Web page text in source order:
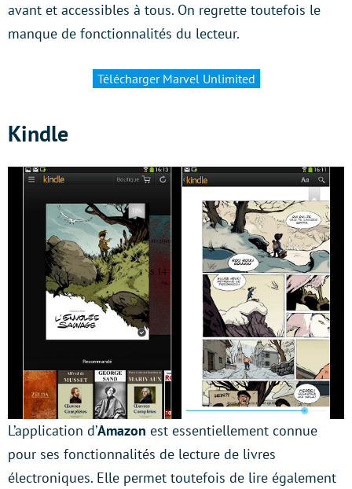
avant et accessibles à tous. On regrette toutefois le
manque de fonctionnalités du lecteur.
Télécharger Marvel Unlimited
Kindle
L’application d’Amazon est essentiellement connue
pour ses fonctionnalités de lecture de livres
électroniques. Elle permet toutefois de lire également